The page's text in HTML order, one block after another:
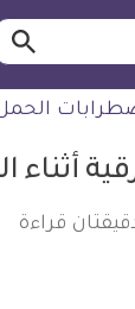
أثناء
قراءة